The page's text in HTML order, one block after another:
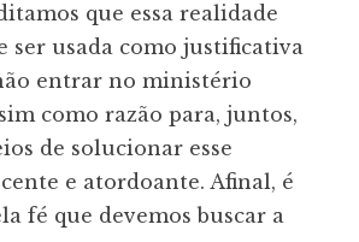
que essa realidade
ser usada como justificativa
entrar no ministério
como razão para, juntos,
de solucionar esse
e atordoante. Afinal, é
fé que devemos buscar a